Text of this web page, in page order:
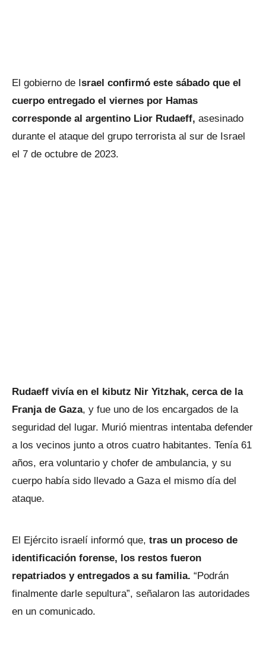
El gobierno de Israel confirmó este sábado que el
cuerpo entregado el viernes por Hamas
corresponde al argentino Lior Rudaeff, asesinado
durante el ataque del grupo terrorista al sur de Israel
el 7 de octubre de 2023.
Rudaeff vivía en el kibutz Nir Yitzhak, cerca de la
Franja de Gaza, y fue uno de los encargados de la
seguridad del lugar. Murió mientras intentaba defender
a los vecinos junto a otros cuatro habitantes. Tenía 61
años, era voluntario y chofer de ambulancia, y su
cuerpo había sido llevado a Gaza el mismo día del
ataque.
El Ejército israelí informó que, tras un proceso de
identificación forense, los restos fueron
repatriados y entregados a su familia. “Podrán
finalmente darle sepultura”, señalaron las autoridades
en un comunicado.